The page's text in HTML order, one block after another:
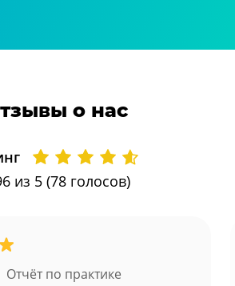
о нас
из 5 (78 голосов)
Отчёт по практике